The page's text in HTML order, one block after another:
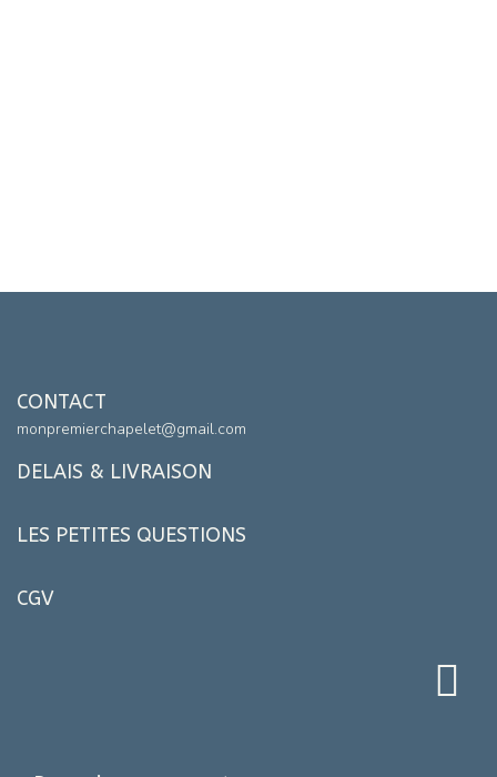
CONTACT
monpremierchapelet@gmail.com
DELAIS & LIVRAISON
LES PETITES QUESTIONS
CGV